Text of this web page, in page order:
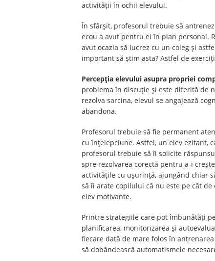
activității în ochii elevului.
În sfârșit, profesorul trebuie să
ecou a avut pentru ei în plan personal.
avut ocazia să lucrez cu un coleg și
important să știm asta? Astfel de
Percepţia elevului asupra propriei
problema în discuție și este diferită de
rezolva sarcina, elevul se angajează
abandona.
Profesorul trebuie să fie permanent
cu înțelepciune. Astfel, un elev ezitant,
profesorul trebuie să îi solicite
spre rezolvarea corectă pentru a-i
activitățile cu ușurință, ajungând chiar
să îi arate copilului că nu este pe cât
elev motivante.
Printre strategiile care pot îmbunătăți
planificarea, monitorizarea și
fiecare dată de mare folos în
să dobândească automatismele